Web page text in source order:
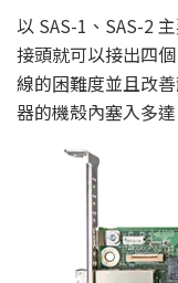
以 SAS-1、SAS-2
接頭就可以接出四
線的困難度並且改
器的機殼內塞入多